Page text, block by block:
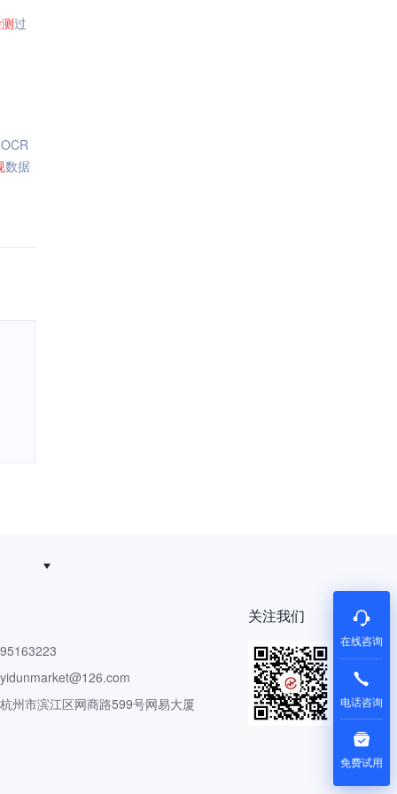
过
数据
州市滨江区网商路599号网易大厦
关注我们
在线咨询
电话咨询
免费试用